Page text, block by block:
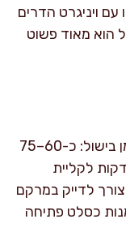
ויניגרט הדרים
הוא מאוד פשוט
זמן הכנה: כ-25 דקות עבודה פעילה. זמן בישול: כ-60–75
דקות צלייה (תלוי בגודל הסלק) ועוד 8 דקות לקליית
לדייק במרקם
ובאיזון הרוטב. לכמה סועדים: 6 מנות כסלט פתיחה